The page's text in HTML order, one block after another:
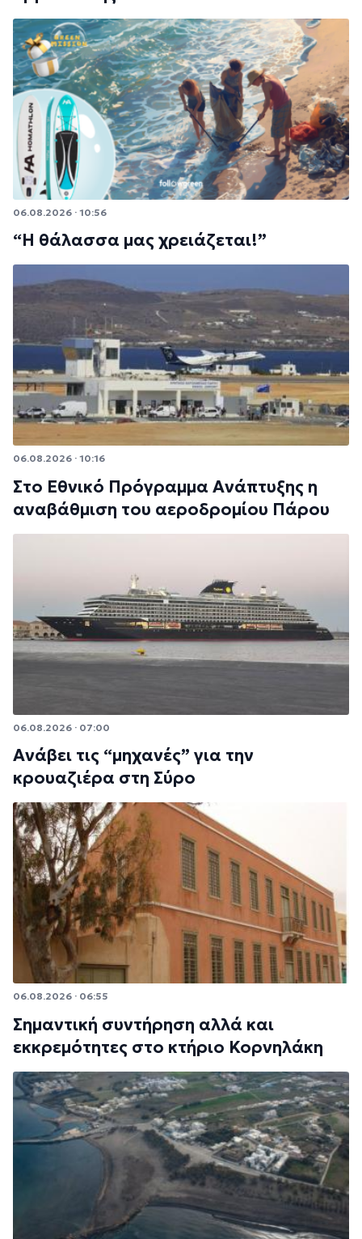
06.08.2026 · 10:56
“Η θάλασσα μας χρειάζεται!”
06.08.2026 · 10:16
Στο Εθνικό Πρόγραμμα Ανάπτυξης η
αναβάθμιση του αεροδρομίου Πάρου
06.08.2026 · 07:00
Ανάβει τις “μηχανές” για την
κρουαζιέρα στη Σύρο
06.08.2026 · 06:55
Σημαντική συντήρηση αλλά και
εκκρεμότητες στο κτήριο Κορνηλάκη